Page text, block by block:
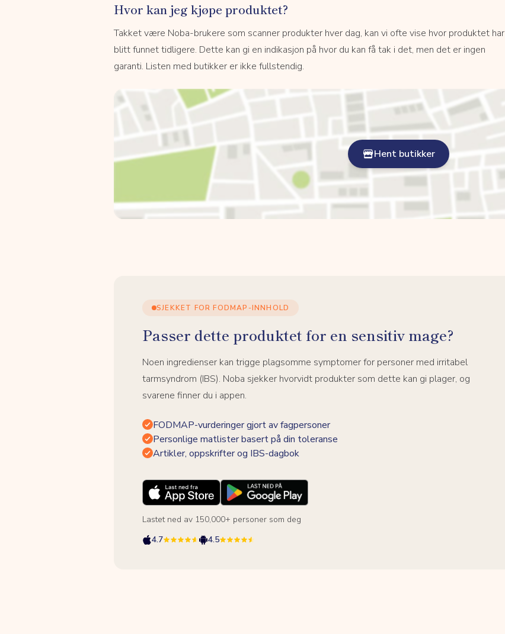
Hvor kan jeg kjøpe produktet?
Takket være Noba-brukere som scanner produkter hver dag, kan vi ofte vise hvor produktet har
blitt funnet tidligere. Dette kan gi en indikasjon på hvor du kan få tak i det, men det er ingen
garanti. Listen med butikker er ikke fullstendig.
Hent butikker
SJEKKET FOR FODMAP-INNHOLD
Passer dette produktet for en sensitiv mage?
Noen ingredienser kan trigge plagsomme symptomer for personer med irritabel
tarmsyndrom (IBS). Noba sjekker hvorvidt produkter som dette kan gi plager, og
svarene finner du i appen.
FODMAP-vurderinger gjort av fagpersoner
Personlige matlister basert på din toleranse
Artikler, oppskrifter og IBS-dagbok
Lastet ned av 150,000+ personer som deg
4.7
4.5